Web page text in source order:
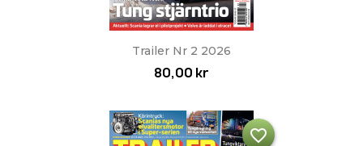
Trailer Nr 2 2026
80,00 kr
favorite_border